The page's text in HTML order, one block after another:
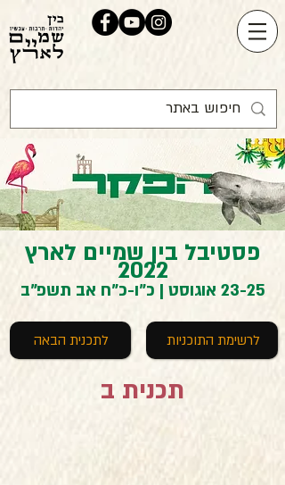
פסטיבל בין שמיים לארץ
2022
23-25 אוגוסט | כ"ו-כ"ח אב תשפ"ב
לתכנית הבאה לרשימת התוכניות
תכנית ב